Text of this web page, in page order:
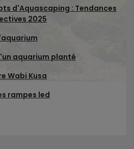
d'Aquascaping : Tendances
2025
aquarium planté
Wabi Kusa
rampes led